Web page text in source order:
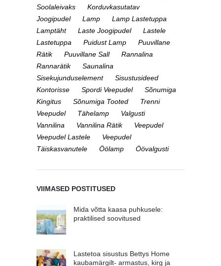
Soolaleivaks
Korduvkasutatav
Joogipudel
Lamp
Lamp Lastetuppa
Lamptäht
Laste Joogipudel
Lastele
Lastetuppa
Puidust Lamp
Puuvillane
Rätik
Puuvillane Sall
Rannalina
Rannarätik
Saunalina
Sisekujunduselement
Sisustusideed
Kontorisse
Spordi Veepudel
Sõnumiga
Kingitus
Sõnumiga Tooted
Trenni
Veepudel
Tähelamp
Valgusti
Vannilina
Vannilina Rätik
Veepudel
Veepudel Lastele
Veepudel
Täiskasvanutele
Öölamp Öövalgusti
VIIMASED POSTITUSED
Mida võtta kaasa puhkusele:
praktilised soovitused
Lastetoa sisustus Bettys Home
kaubamärgilt- armastus, kirg ja